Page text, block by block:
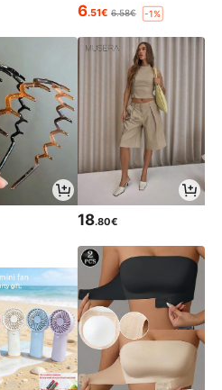
6.51€ 6.58€ -1%
18.80€